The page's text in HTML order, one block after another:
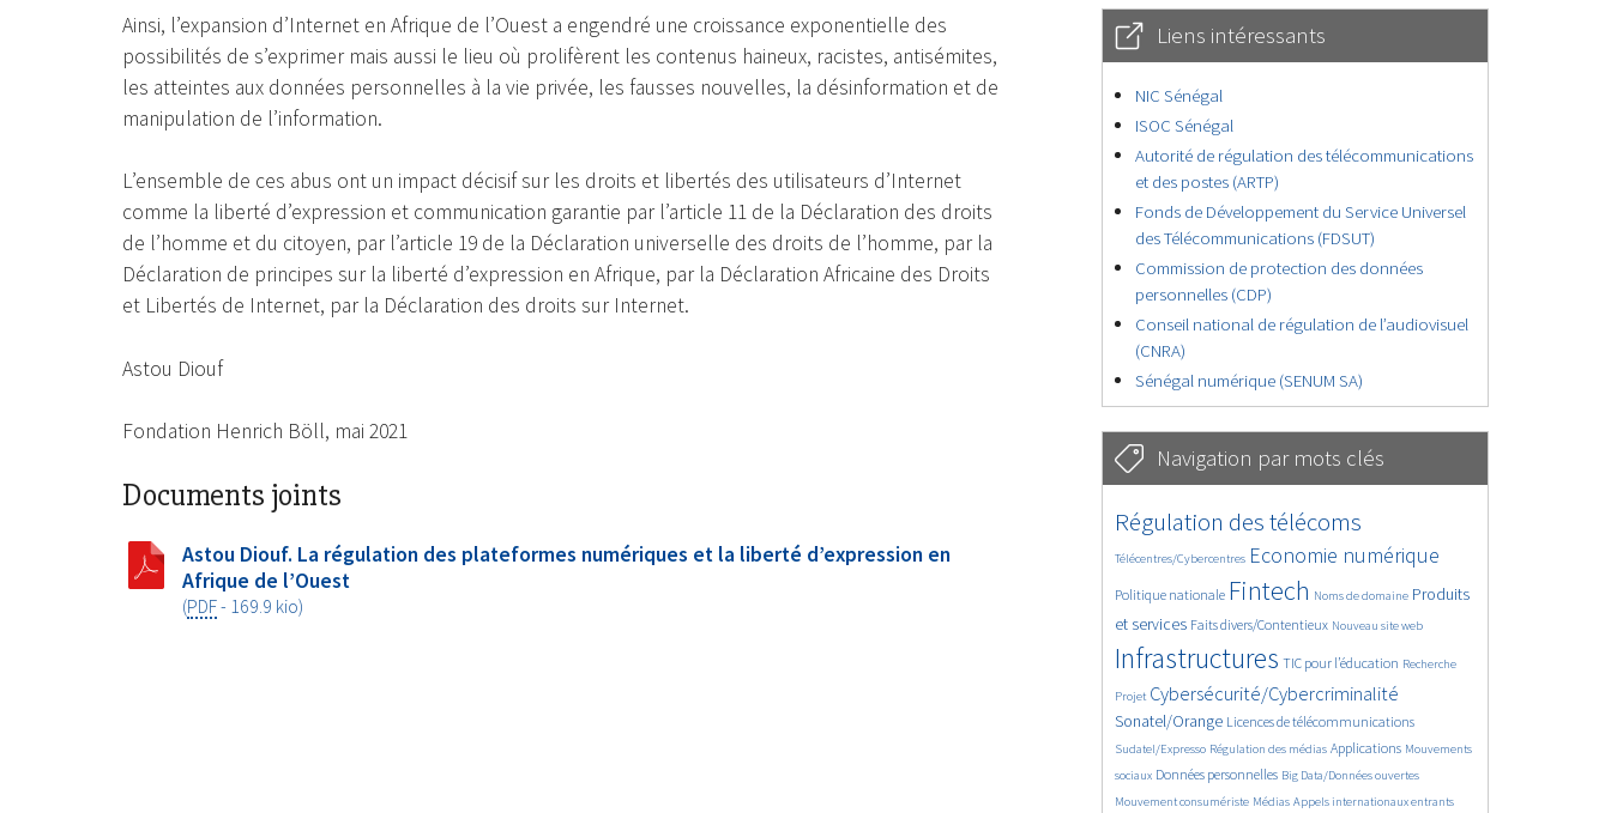
Ainsi, l’expansion d’Internet en Afrique de l’Ouest a engendré une croissance exponentielle des
possibilités de s’exprimer mais aussi le lieu où prolifèrent les contenus haineux, racistes, antisémites,
les atteintes aux données personnelles à la vie privée, les fausses nouvelles, la désinformation et de
manipulation de l’information.
L’ensemble de ces abus ont un impact décisif sur les droits et libertés des utilisateurs d’Internet
comme la liberté d’expression et communication garantie par l’article 11 de la Déclaration des droits
de l’homme et du citoyen, par l’article 19 de la Déclaration universelle des droits de l’homme, par la
Déclaration de principes sur la liberté d’expression en Afrique, par la Déclaration Africaine des Droits
et Libertés de Internet, par la Déclaration des droits sur Internet.
Astou Diouf
Fondation Henrich Böll, mai 2021
Documents joints
Astou Diouf. La régulation des plateformes numériques et la liberté d’expression en
Afrique de l’Ouest
(PDF- 169.9 kio)
Liens intéressants
NIC Sénégal
ISOC Sénégal
Autorité de régulation des télécommunications
et des postes (ARTP)
Fonds de Développement du Service Universel
des Télécommunications (FDSUT)
Commission de protection des données
personnelles (CDP)
Conseil national de régulation de l’audiovisuel
(CNRA)
Sénégal numérique (SENUM SA)
Navigation par mots clés
4850/5815
Régulation des télécoms
357/5815
Télécentres/Cybercentres
3849/5815 Economie numérique
1914/5815
Politique nationale
5398/5815 Fintech
686/5815
Noms de domaine
2486/5815
Produits
et services
1615/5815 Faits divers/Contentieux
866/5815 Nouveau site web
5815/5815
Infrastructures
1892/5815
TIC pour l’éducation
195/5815
Recherche
262/5815
Projet
3620/5815Cybersécurité/Cybercriminalité
2324/5815
Sonatel/Orange
1668/5815 Licences de télécommunications
298/5815
Sudatel/Expresso
1043/5815 Régulation des médias
1577/5815 Applications
1105/5815
Mouvements
sociaux
1712/5815Données personnelles
142/5815 Big Data/Données ouvertes
622/5815
Mouvement consumériste
382/5815 Médias
673/5815 Appels internationaux entrants
1784/5815